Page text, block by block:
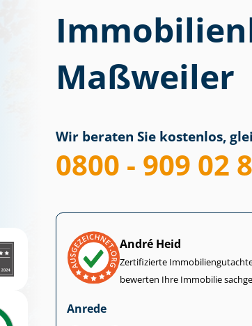
Maßweiler
Wir beraten Sie kostenlos,
0800 - 909 02
André Heid
Zertifizierte
bewerten Ihre Immobilie
Anrede